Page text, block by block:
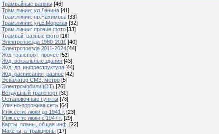
Трамвайные вагоны [46]
Трам.линии: ул.Ленина [41]
Трам.линии: пр.Нахимова [33]
Трам.линии: ул.Б.Морская [32]
Трам.линии: прочие фото [33]
Трамвай: разные фото [16]
Электропоезда 1980-2010 [40]
Электропоезда 2011-2024 [44]
Ж/д транспорт: прочее [52]
Ж/д: вокзальные здания [43]
Ж/д: др. инфраструктура [44]
Ж/д: расписания, разное [42]
Эскалатор СМЗ, метро [5]
Электромобили (ОТ) [26]
Воздушный транспорт [30]
Остановочные пункты [78]
Улично-дорожная сеть [64]
Инж.сети: люки до 1941 г. [23]
Инж.сети: люки с 1947 г. [29]
Карты, планы, общая инф. [22]
Макеты, аттракционы [17]